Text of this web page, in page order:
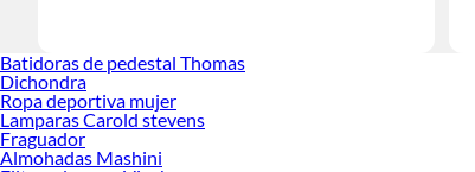
Batidoras de pedestal Thomas
Dichondra
Ropa deportiva mujer
Lamparas Carold stevens
Fraguador
Almohadas Mashini